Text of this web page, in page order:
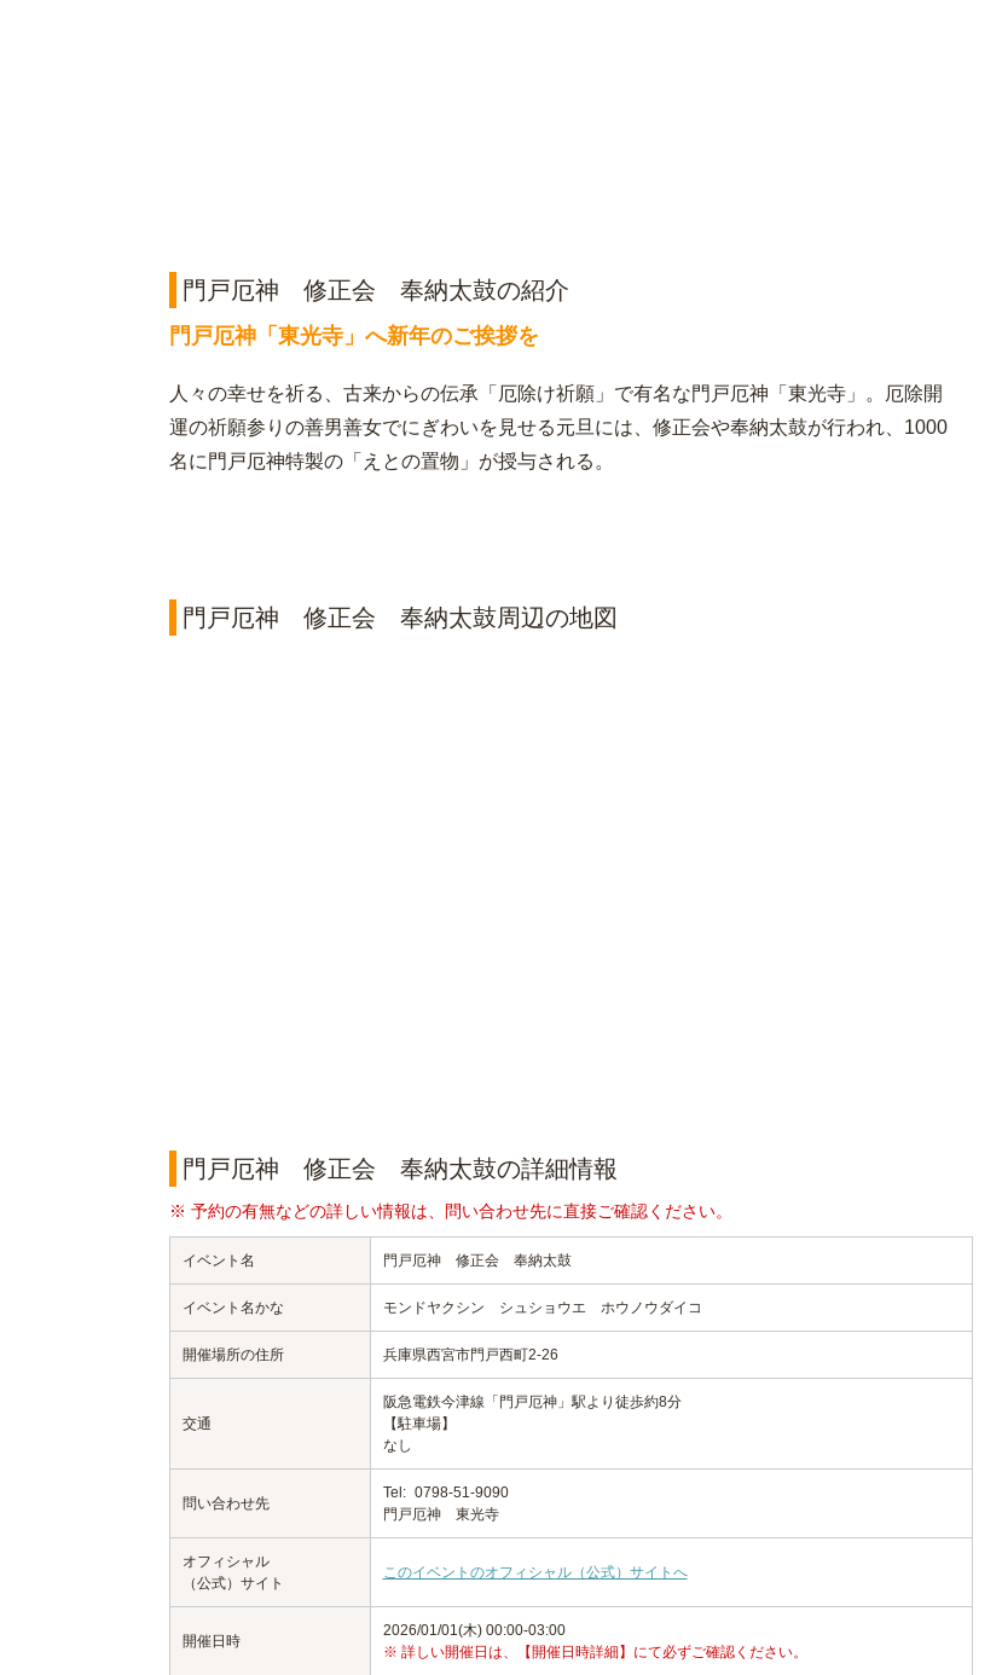
門戸厄神 修正会 奉納太鼓の紹介
門戸厄神「東光寺」へ新年のご挨拶を
人々の幸せを祈る、古来からの伝承「厄除け祈願」で有名な門戸厄神「東光寺」。厄除開
運の祈願参りの善男善女でにぎわいを見せる元旦には、修正会や奉納太鼓が行われ、1000
名に門戸厄神特製の「えとの置物」が授与される。
門戸厄神 修正会 奉納太鼓周辺の地図
門戸厄神 修正会 奉納太鼓の詳細情報
※ 予約の有無などの詳しい情報は、問い合わせ先に直接ご確認ください。
イベント名 門戸厄神 修正会 奉納太鼓
イベント名かな モンドヤクシン シュショウエ ホウノウダイコ
開催場所の住所 兵庫県西宮市門戸西町2-26
交通
阪急電鉄今津線「門戸厄神」駅より徒歩約8分
【駐車場】
なし
問い合わせ先
Tel: 0798-51-9090
門戸厄神 東光寺
オフィシャル
（公式）サイト
このイベントのオフィシャル（公式）サイトへ
開催日時
2026/01/01(木) 00:00-03:00
※ 詳しい開催日は、【開催日時詳細】にて必ずご確認ください。